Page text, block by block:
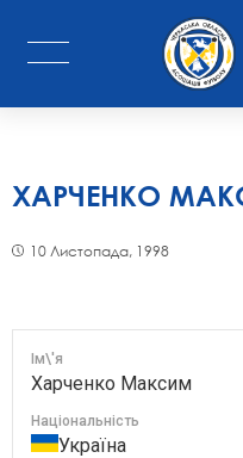
ХАРЧЕНКО
10 Листопада, 1998
Ім\'я
Харченко Максим
Національність
Україна